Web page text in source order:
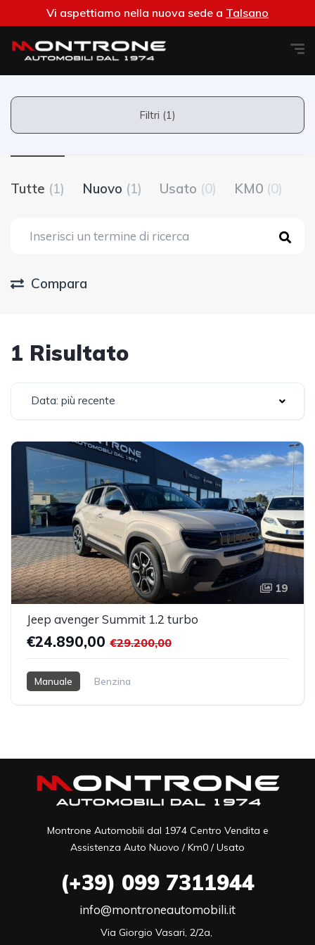
Vi aspettiamo nella nuova sede a Talsano
Filtri (1)
Tutte (1) Nuovo (1) Usato (0) KM0 (0)
Compara
1 Risultato
Data: più recente
19
Jeep avenger Summit 1.2 turbo
€24.890,00 €29.200,00
Manuale Benzina
Montrone Automobili dal 1974 Centro Vendita e
Assistenza Auto Nuovo / Km0 / Usato
(+39) 099 7311944
info@montroneautomobili.it
Via Giorgio Vasari, 2/2a,